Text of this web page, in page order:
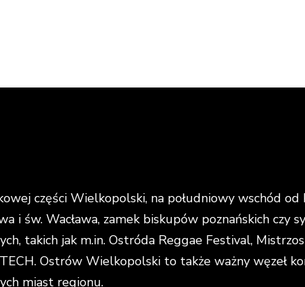
części Wielkopolski, na południowy wschód od
i św. Wacława, zamek biskupów poznańskich czy
takich jak m.in. Ostróda Reggae Festival,
Ostrów Wielkopolski to także ważny węzeł
miast regionu.